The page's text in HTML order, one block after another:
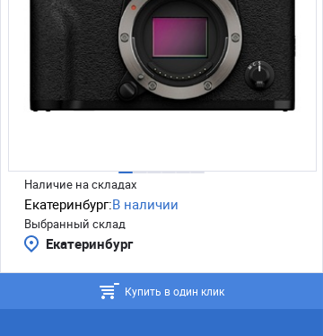
Наличие на складах
Екатеринбург:В наличии
Выбранный склад
Екатеринбург
Купить в один клик